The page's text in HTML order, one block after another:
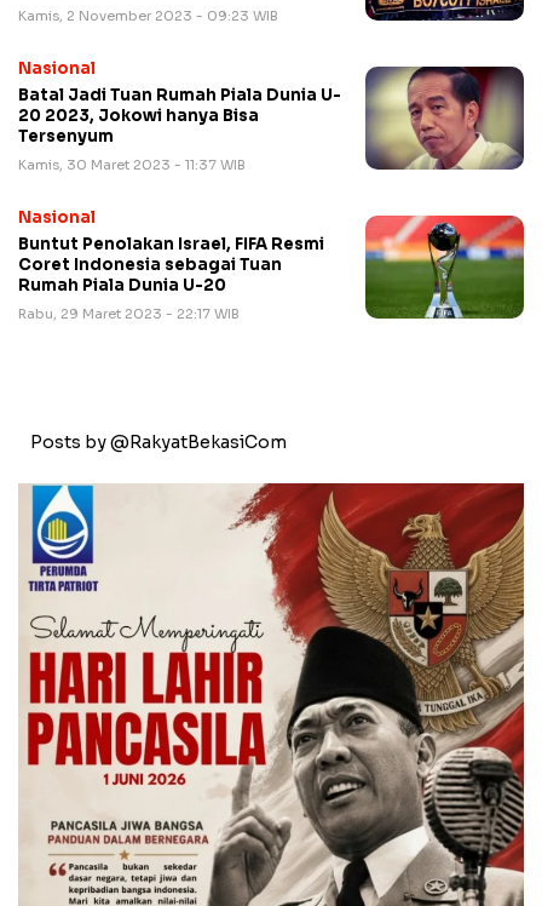
Kamis, 2 November 2023 - 09:23 WIB
Nasional
Batal Jadi Tuan Rumah Piala Dunia U-
20 2023, Jokowi hanya Bisa
Tersenyum
Kamis, 30 Maret 2023 - 11:37 WIB
Nasional
Buntut Penolakan Israel, FIFA Resmi
Coret Indonesia sebagai Tuan
Rumah Piala Dunia U-20
Rabu, 29 Maret 2023 - 22:17 WIB
Posts by @RakyatBekasiCom